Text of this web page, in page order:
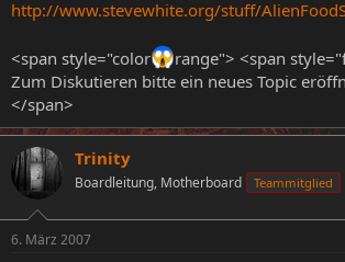
http://www.stevewhite.org/stuff/
<span style="color
range"> <span
Zum Diskutieren bitte ein neues Topic
</span>
Trinity
Boardleitung, Motherboard Teammitglied
6. März 2007